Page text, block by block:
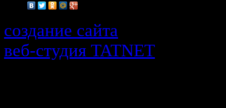
создание сайта
веб-cтудия TATNET